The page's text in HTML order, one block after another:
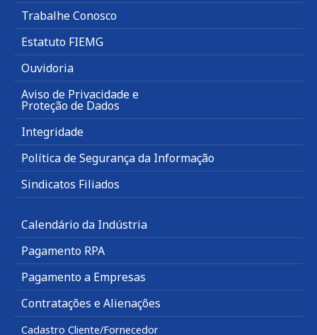
Trabalhe Conosco
Estatuto FIEMG
Ouvidoria
Aviso de Privacidade e
Proteção de Dados
Integridade
Política de Segurança da Informação
Sindicatos Filiados
Calendário da Indústria
Pagamento RPA
Pagamento a Empresas
Contratações e Alienações
Cadastro Cliente/Fornecedor